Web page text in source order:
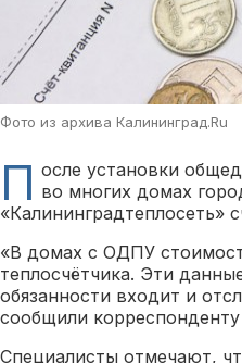
Фото из архива Калининград.Ru
П осле установки
во многих домах
«Калининградтеплосеть»
«В домах с ОДПУ
теплосчётчика. Эти
обязанности входит и
сообщили
Специалисты отмечают,